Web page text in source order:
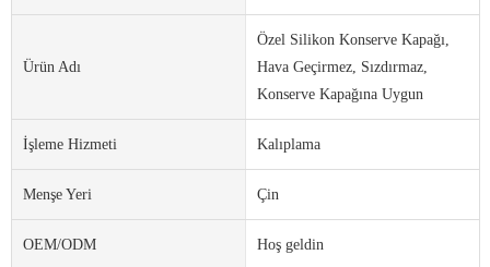
Ürün Adı
Özel Silikon Konserve Kapağı,
Hava Geçirmez, Sızdırmaz,
Konserve Kapağına Uygun
İşleme Hizmeti Kalıplama
Menşe Yeri Çin
OEM/ODM Hoş geldin